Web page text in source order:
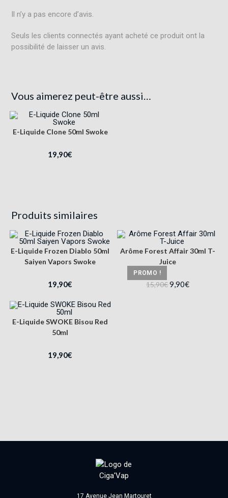
Il n’y a pas encore d’avis.
Seuls les clients connectés ayant acheté ce produit ont la
possibilité de laisser un avis.
Vous aimerez peut-être aussi…
E-Liquide Clone 50ml Swoke
19,90€
Produits similaires
E-Liquide Frozen Diablo 50ml
Saiyen Vapors Swoke
19,90€
PROMO !
Arôme Forest Affair 30ml T-
Juice
15,90€9,90€
E-Liquide SWOKE Bisou Red
50ml
19,90€
17 Avenue Jean Martouret